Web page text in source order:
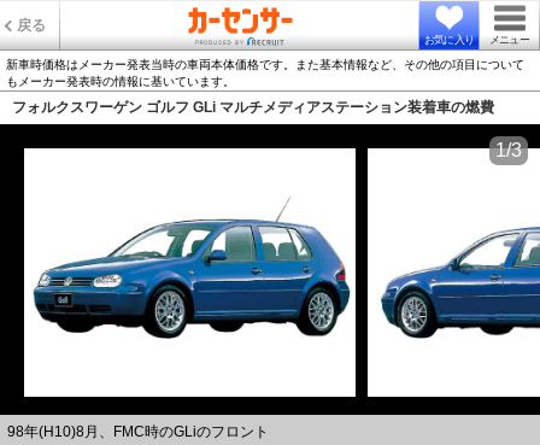
戻る
お気に入り メニュー
新車時価格はメーカー発表当時の車両本体価格です。また基本情報など、その他の項目について
もメーカー発表時の情報に基いています。
フォルクスワーゲン ゴルフ GLi マルチメディアステーション装着車の燃費
98年(H10)8月、FMC時のGLiのフロント
1/3